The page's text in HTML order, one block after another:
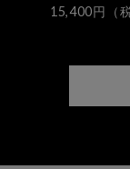
15,400円（税